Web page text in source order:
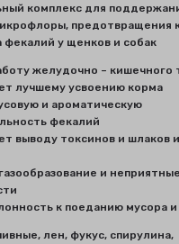
комплекс для
предотвращения
фекалий у щенков и собак
желудочно – кишечного
лучшему усвоению корма
и ароматическую
фекалий
выводу токсинов и шлаков
и
к поеданию мусора
лен, фукус, спирулина,